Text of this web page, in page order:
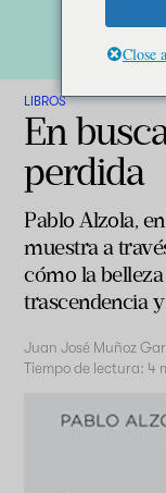
LIBROS
En
perdida
Pablo Alzola,
muestra a
cómo la
trascendencia
Juan José Muñoz
Tiempo de lectura: 4
Close